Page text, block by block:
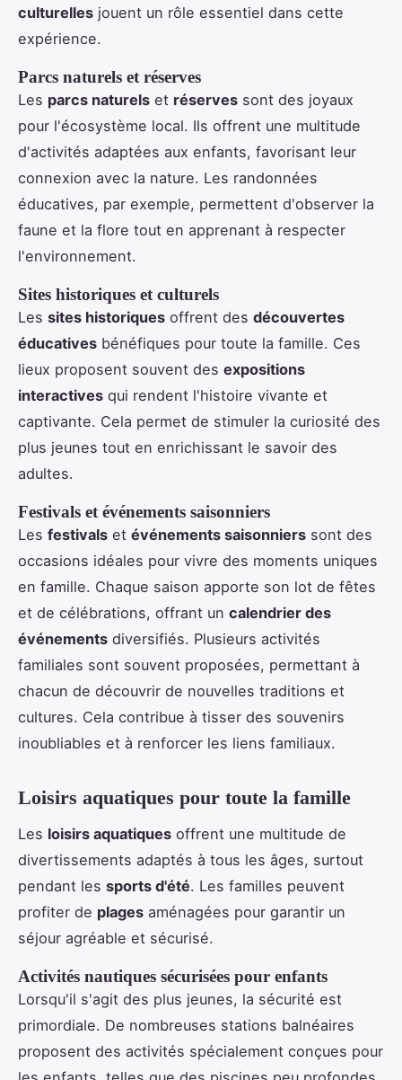
culturelles jouent un rôle essentiel dans cette
expérience.
Parcs naturels et réserves
Les parcs naturels et réserves sont des joyaux
pour l'écosystème local. Ils offrent une multitude
d'activités adaptées aux enfants, favorisant leur
connexion avec la nature. Les randonnées
éducatives, par exemple, permettent d'observer la
faune et la flore tout en apprenant à respecter
l'environnement.
Sites historiques et culturels
Les sites historiques offrent des découvertes
éducatives bénéfiques pour toute la famille. Ces
lieux proposent souvent des expositions
interactives qui rendent l'histoire vivante et
captivante. Cela permet de stimuler la curiosité des
plus jeunes tout en enrichissant le savoir des
adultes.
Festivals et événements saisonniers
Les festivals et événements saisonniers sont des
occasions idéales pour vivre des moments uniques
en famille. Chaque saison apporte son lot de fêtes
et de célébrations, offrant un calendrier des
événements diversifiés. Plusieurs activités
familiales sont souvent proposées, permettant à
chacun de découvrir de nouvelles traditions et
cultures. Cela contribue à tisser des souvenirs
inoubliables et à renforcer les liens familiaux.
Loisirs aquatiques pour toute la famille
Les loisirs aquatiques offrent une multitude de
divertissements adaptés à tous les âges, surtout
pendant les sports d'été. Les familles peuvent
profiter de plages aménagées pour garantir un
séjour agréable et sécurisé.
Activités nautiques sécurisées pour enfants
Lorsqu'il s'agit des plus jeunes, la sécurité est
primordiale. De nombreuses stations balnéaires
proposent des activités spécialement conçues pour